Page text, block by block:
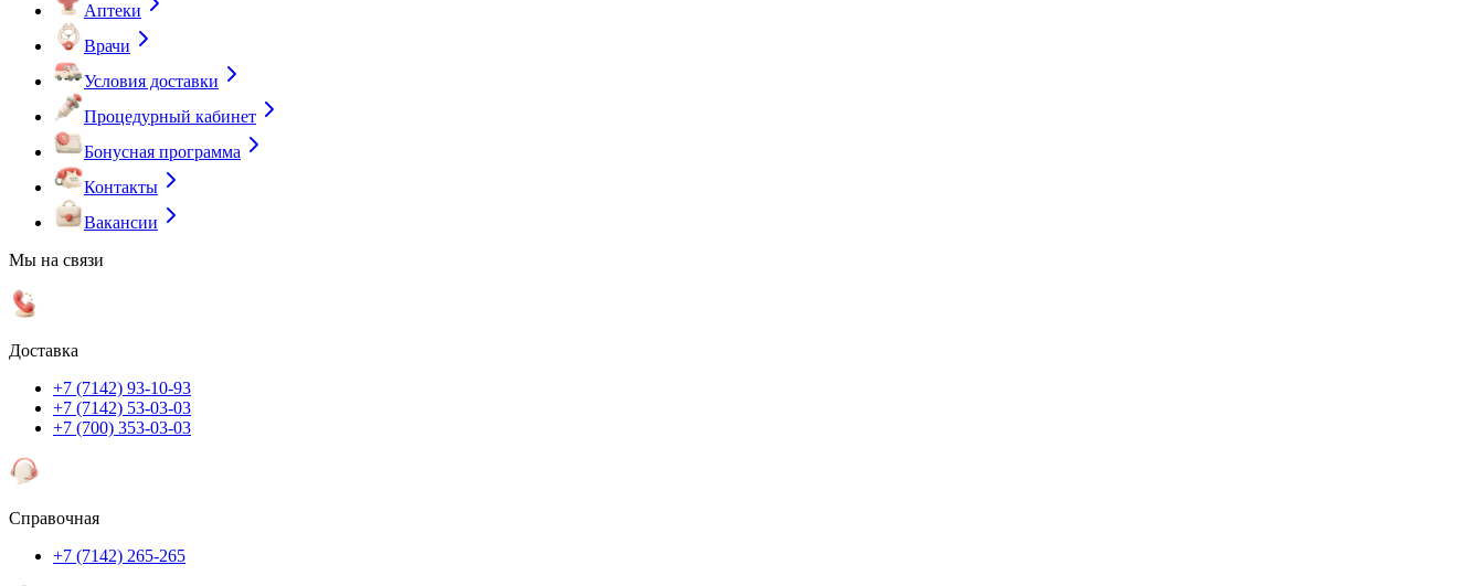
Аптеки
Врачи
Условия доставки
Процедурный кабинет
Бонусная программа
Контакты
Вакансии
Мы на связи
Доставка
+7 (7142) 93-10-93
+7 (7142) 53-03-03
+7 (700) 353-03-03
Справочная
+7 (7142) 265-265